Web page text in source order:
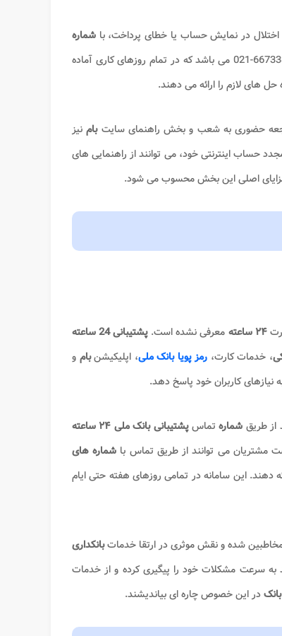
اختلال در نمایش حساب یا خطای پرداخت، با شماره
64140-021 و 66733880-021 می باشد که در تمام روزهای کاری آماده
های لازم را ارائه می دهند.
حضوری به شعب و بخش راهنمای سایتبام نیز
حساب اینترنتی خود، می توانند از راهنمایی های
اصلی این بخش محسوب می شود.
۲۴ ساعته معرفی نشده است.
پشتیبانی 24 ساعته
، خدمات کارت، رمز پویا بانک ملی، اپلیکیشنبام و
نیازهای کاربران خود پاسخ دهد.
از طریق شماره تماسپشتیبانی بانک ملی ۲۴ ساعته
مشتریان می توانند از طریق تماس با شماره های
خود را ارائه دهند. این سامانه در تمامی روزهای هفته حتی ایام
شده و نقش موثری در ارتقا خدماتبانکداری
به سرعت مشکلات خود را پیگیری کرده و از خدمات
بانکدر این خصوص چاره ای بیاندیشند.